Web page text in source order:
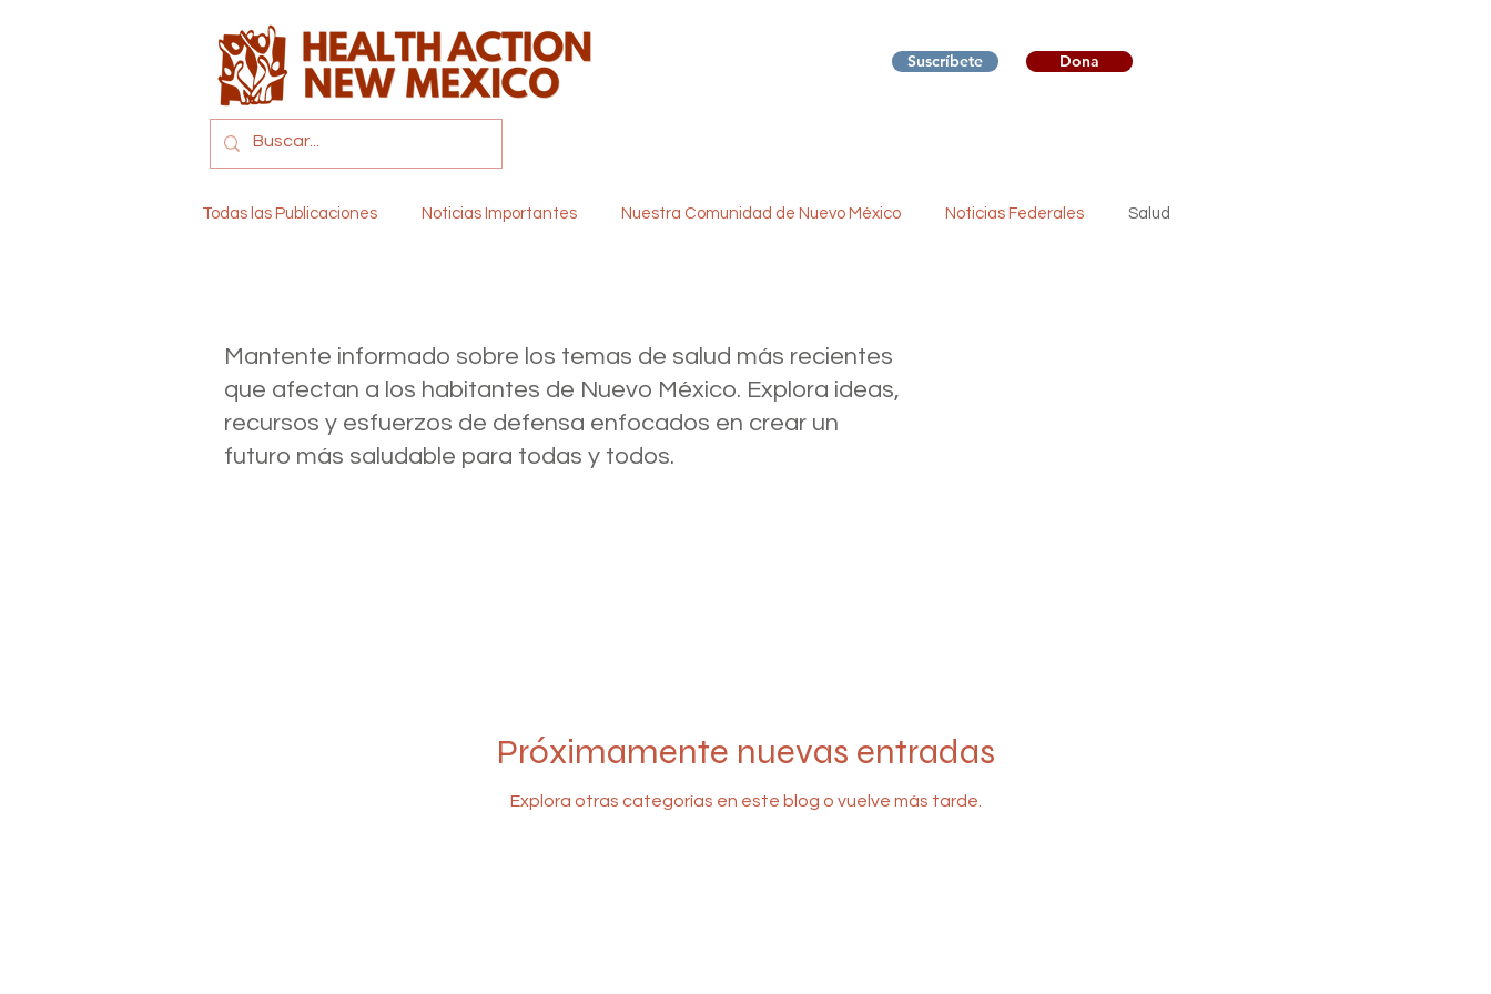
Suscríbete Dona
Todas las Publicaciones Noticias Importantes Nuestra Comunidad de Nuevo México Noticias Federales Salud
Política y Legislación Banda Ancha
Mantente informado sobre los temas de salud más recientes
que afectan a los habitantes de Nuevo México. Explora ideas,
recursos y esfuerzos de defensa enfocados en crear un
futuro más saludable para todas y todos.
Próximamente nuevas entradas
Explora otras categorías en este blog o vuelve más tarde.